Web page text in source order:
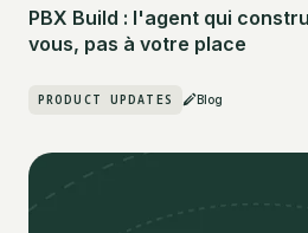
PBX Build : l'agent qui
vous, pas à votre place
PRODUCT UPDATES Blog